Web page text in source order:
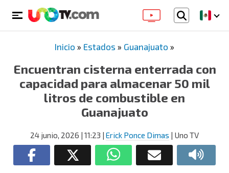
Inicio » Estados » Guanajuato »
Encuentran cisterna enterrada con
capacidad para almacenar 50 mil
litros de combustible en
Guanajuato
24 junio, 2026 | 11:23 | Erick Ponce Dimas | Uno TV